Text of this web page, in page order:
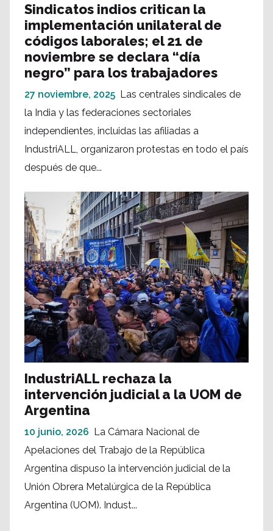
Sindicatos indios critican la
implementación unilateral de
códigos laborales; el 21 de
noviembre se declara “día
negro” para los trabajadores
27 noviembre, 2025 Las centrales sindicales de
la India y las federaciones sectoriales
independientes, incluidas las afiliadas a
IndustriALL, organizaron protestas en todo el país
después de que...
IndustriALL rechaza la
intervención judicial a la UOM de
Argentina
10 junio, 2026 La Cámara Nacional de
Apelaciones del Trabajo de la República
Argentina dispuso la intervención judicial de la
Unión Obrera Metalúrgica de la República
Argentina (UOM). Indust...